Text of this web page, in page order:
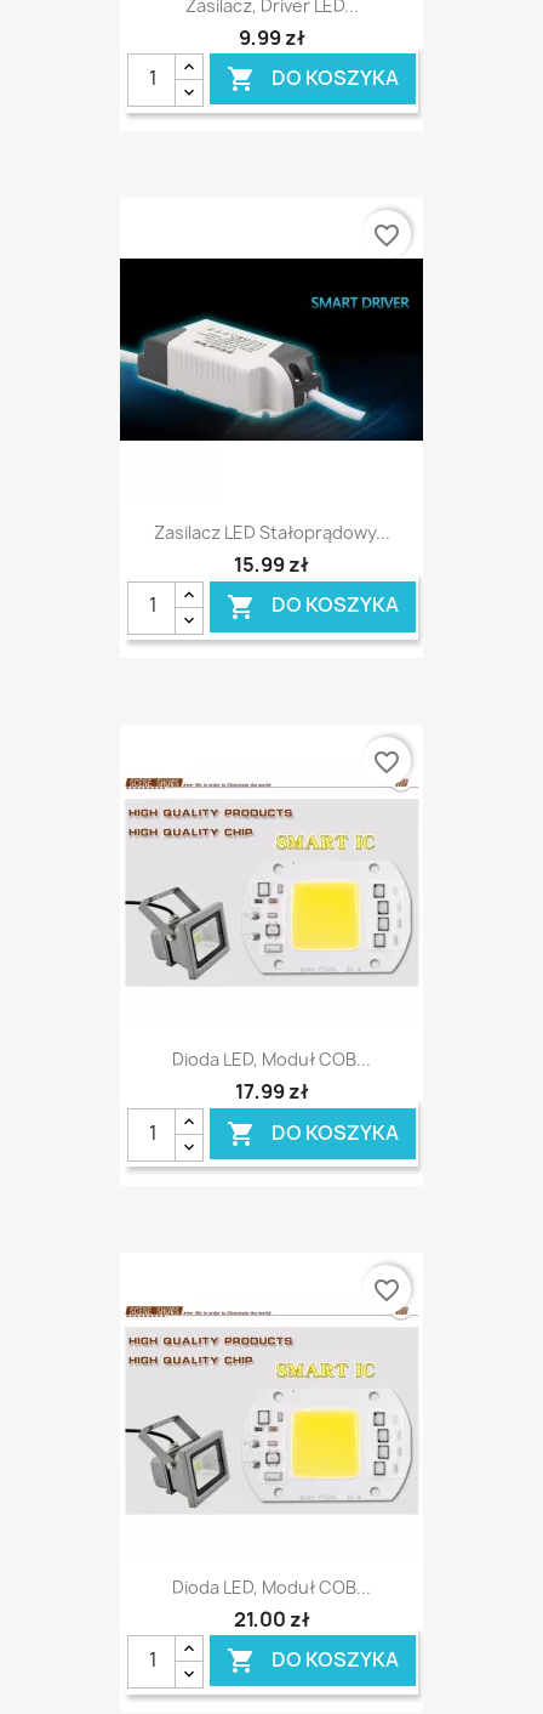
Zasilacz, Driver LED...
9,99 zł
 DO KOSZYKA
Zasilacz LED Stałoprądowy...
15,99 zł
 DO KOSZYKA
favorite_border
Dioda LED, Moduł COB...
17,99 zł
 DO KOSZYKA
favorite_border
Dioda LED, Moduł COB...
21,00 zł
 DO KOSZYKA
favorite_border